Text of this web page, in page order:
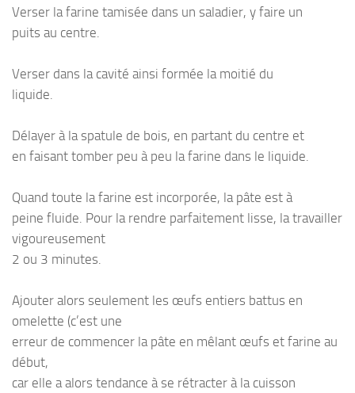
Verser la farine tamisée dans un saladier, y faire un
puits au centre.
Verser dans la cavité ainsi formée la moitié du
liquide.
Délayer à la spatule de bois, en partant du centre et
en faisant tomber peu à peu la farine dans le liquide.
Quand toute la farine est incorporée, la pâte est à
peine fluide. Pour la rendre parfaitement lisse, la travailler
vigoureusement
2 ou 3 minutes.
Ajouter alors seulement les œufs entiers battus en
omelette (c’est une
erreur de commencer la pâte en mêlant œufs et farine au
début,
car elle a alors tendance à se rétracter à la cuisson